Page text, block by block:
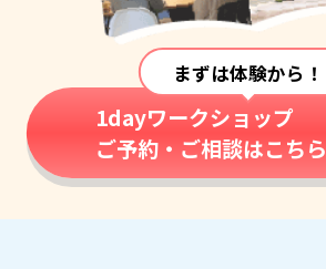
まずは体験から！
1dayワークショップ
ご予約・ご相談はこちら